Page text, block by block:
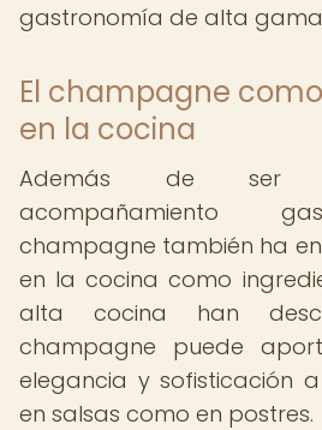
gastronomía de alta
El champagne
en la cocina
Además de ser
acompañamiento
champagne también ha
en la cocina como
alta cocina han
champagne puede
elegancia y sofisticación
en salsas como en postres.